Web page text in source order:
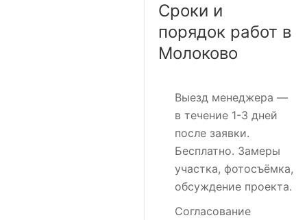
Сроки и
порядок работ в
Молоково
Выезд менеджера —
в течение 1-3 дней
после заявки.
Бесплатно. Замеры
участка, фотосъёмка,
обсуждение проекта.
Согласование